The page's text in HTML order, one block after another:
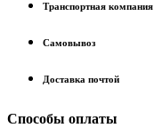
Транспортная компания
Самовывоз
Доставка почтой
Способы оплаты